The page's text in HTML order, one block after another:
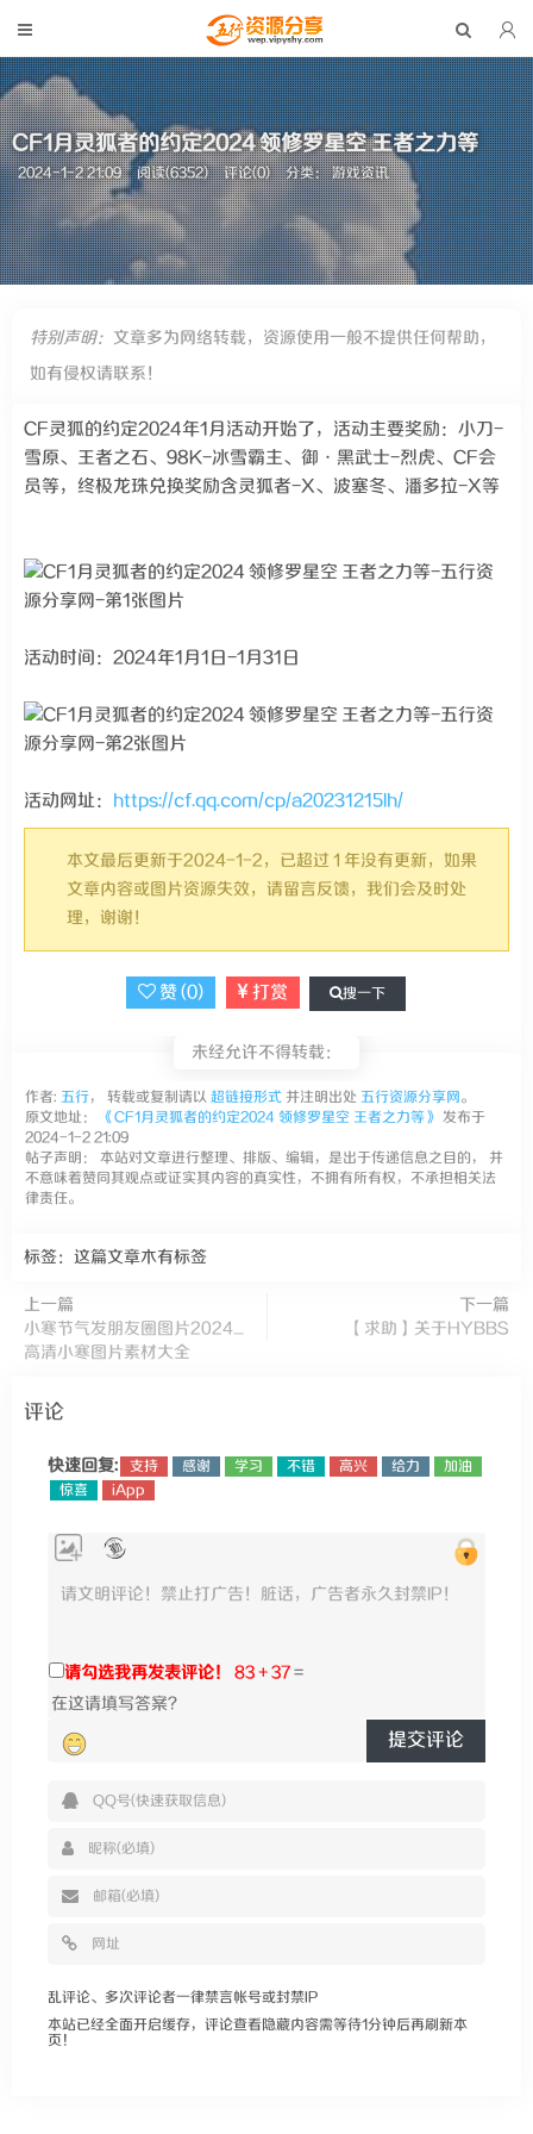
CF1月灵狐者的约定2024 领修罗星空 王者之力等
2024-1-2 21:09 阅读(6352) 评论(0) 分类：游戏资讯
特别声明： 文章多为网络转载，资源使用一般不提供任何帮助，
如有侵权请联系！
CF灵狐的约定2024年1月活动开始了，活动主要奖励：小刀-
雪原、王者之石、98K-冰雪霸主、御·黑武士-烈虎、CF会
员等，终极龙珠兑换奖励含灵狐者-X、波塞冬、潘多拉-X等
活动时间：2024年1月1日-1月31日
活动网址： https://cf.qq.com/cp/a20231215lh/
本文最后更新于2024-1-2，已超过 1 年没有更新，如果
文章内容或图片资源失效，请留言反馈，我们会及时处
理，谢谢！
赞 (0) 打赏 搜一下
未经允许不得转载：
作者: 五行， 转载或复制请以 超链接形式 并注明出处 五行资源分享网。
原文地址：
《CF1月灵狐者的约定2024 领修罗星空 王者之力等》 发布于
2024-1-2 21:09
帖子声明： 本站对文章进行整理、排版、编辑，是出于传递信息之目的， 并
不意味着赞同其观点或证实其内容的真实性，不拥有所有权，不承担相关法
律责任。
标签：这篇文章木有标签
上一篇
小寒节气发朋友圈图片2024_
高清小寒图片素材大全
下一篇
【求助】关于HYBBS
评论
快速回复: 支持 感谢 学习 不错 高兴 给力
加油
惊喜
iApp
请勾选我再发表评论！ 83 + 37=
提交评论
乱评论、多次评论者一律禁言帐号或封禁IP
本站已经全面开启缓存，评论查看隐藏内容需等待1分钟后再刷新本
页！